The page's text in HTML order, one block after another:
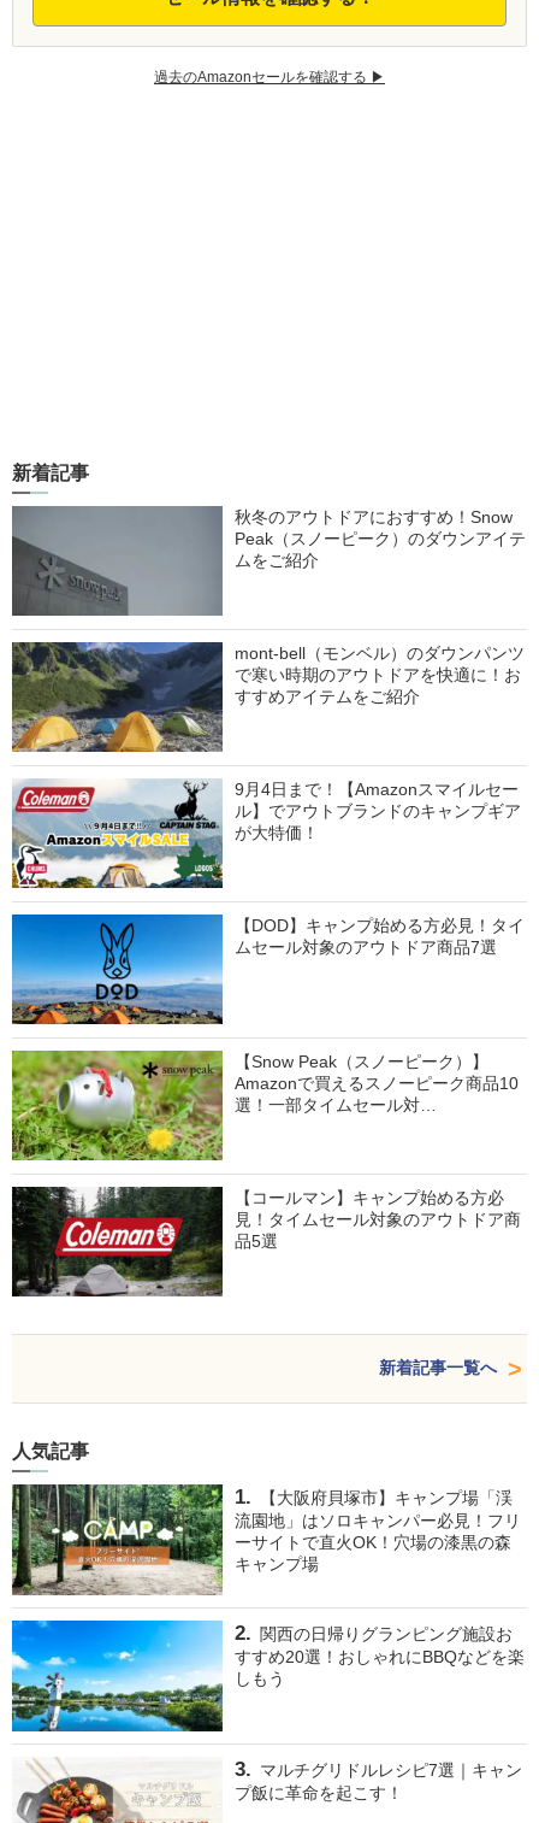
過去のAmazonセールを確認する ▶︎
新着記事
秋冬のアウトドアにおすすめ！Snow
Peak（スノーピーク）のダウンアイテ
ムをご紹介
mont-bell（モンベル）のダウンパンツ
で寒い時期のアウトドアを快適に！お
すすめアイテムをご紹介
9月4日まで！【Amazonスマイルセー
ル】でアウトブランドのキャンプギア
が大特価！
【DOD】キャンプ始める方必見！タイ
ムセール対象のアウトドア商品7選
【Snow Peak（スノーピーク）】
Amazonで買えるスノーピーク商品10
選！一部タイムセール対…
【コールマン】キャンプ始める方必
見！タイムセール対象のアウトドア商
品5選
新着記事一覧へ
人気記事
【大阪府貝塚市】キャンプ場「渓
流園地」はソロキャンパー必見！フリ
ーサイトで直火OK！穴場の漆黒の森
キャンプ場
関西の日帰りグランピング施設お
すすめ20選！おしゃれにBBQなどを楽
しもう
マルチグリドルレシピ7選｜キャン
プ飯に革命を起こす！